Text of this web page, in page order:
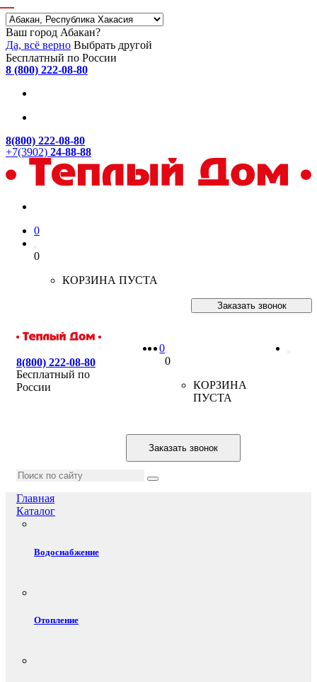
Ваш город Абакан?
Да, всё верно Выбрать другой
Бесплатный по России
8 (800) 222-08-80
8(800) 222-08-80
+7(3902) 24-88-88
0
0
КОРЗИНА ПУСТА
Заказать звонок
8(800) 222-08-80
Бесплатный по
России
0
0
КОРЗИНА
ПУСТА
Заказать звонок
Главная
Каталог
Водоснабжение
Отопление